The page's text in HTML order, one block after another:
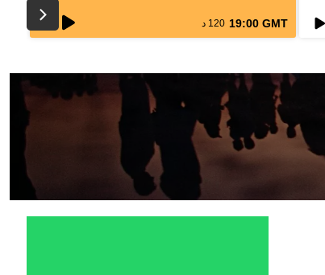
19:00 GMT 120 د live